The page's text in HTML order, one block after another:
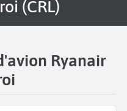
(CRL)
Ryanair